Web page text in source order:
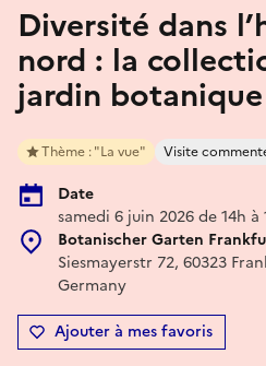
Diversité dans
nord : la
jardin botanique
Thème : "La vue" Visite
Date
samedi 6 juin 2026 de 14h à
Botanischer Garten
Siesmayerstr 72, 60323
Germany
Ajouter à mes favoris